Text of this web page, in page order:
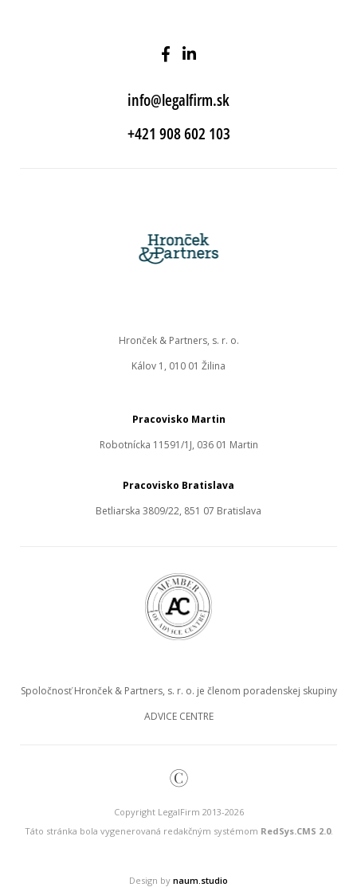
info@legalfirm.sk
+421 908 602 103
Pracovisko Martin
Robotnícka 11591/1J, 036 01 Martin
Hronček & Partners, s. r. o.
Kálov 1, 010 01 Žilina
Pracovisko Bratislava
Betliarska 3809/22, 851 07 Bratislava
Spoločnosť Hronček & Partners, s. r. o. je členom poradenskej skupiny
ADVICE CENTRE
©
Copyright LegalFirm 2013-2026
Táto stránka bola vygenerovaná redakčným systémom RedSys.CMS 2.0.
Design by naum.studio